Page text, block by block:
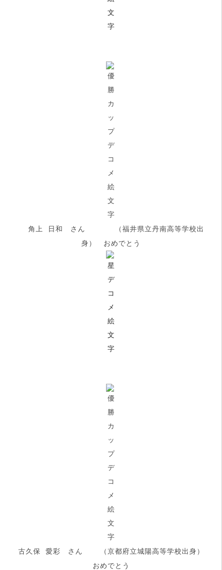
角上 日和 さん （福井県立丹南高等学校出
身） おめでとう
古久保 愛彩 さん （京都府立城陽高等学校出身）
おめでとう